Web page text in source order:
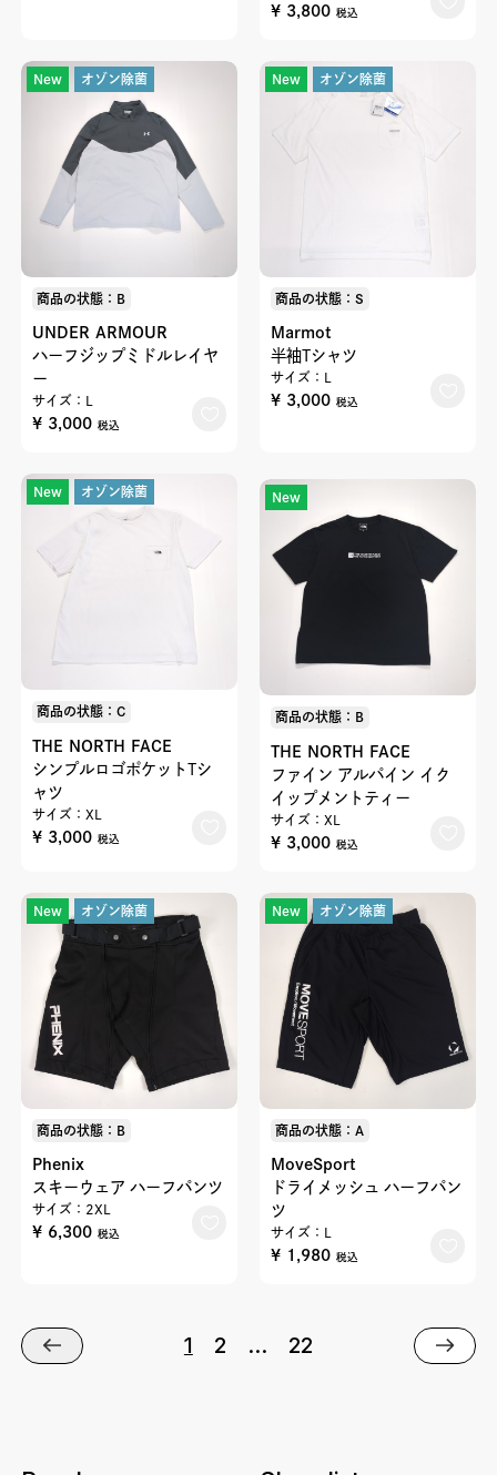
¥ 3,800 税込
New オゾン除菌
商品の状態：B
UNDER ARMOUR
ハーフジップミドルレイヤ
ー
サイズ：L
¥ 3,000 税込
New オゾン除菌
商品の状態：S
Marmot
半袖Tシャツ
サイズ：L
¥ 3,000 税込
New オゾン除菌
商品の状態：C
THE NORTH FACE
シンプルロゴポケットTシ
ャツ
サイズ：XL
¥ 3,000 税込
New
商品の状態：B
THE NORTH FACE
ファイン アルパイン イク
イップメントティー
サイズ：XL
¥ 3,000 税込
New オゾン除菌
商品の状態：B
Phenix
スキーウェア ハーフパンツ
サイズ：2XL
¥ 6,300 税込
New オゾン除菌
商品の状態：A
MoveSport
ドライメッシュ ハーフパン
ツ
サイズ：L
¥ 1,980 税込
1 2 … 22